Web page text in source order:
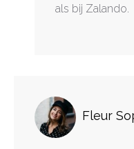
als bij Zalando.
Fleur